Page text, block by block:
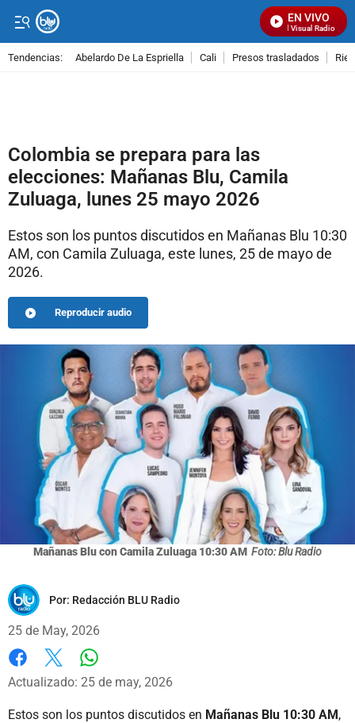
EN VIVO
Señal Visual Radio
Tendencias: Abelardo De La Espriella Cali Presos trasladados
Colombia se prepara para las
elecciones: Mañanas Blu, Camila
Zuluaga, lunes 25 mayo 2026
Estos son los puntos discutidos en Mañanas Blu 10:30
AM, con Camila Zuluaga, este lunes, 25 de mayo de
2026.
Reproducir audio
Mañanas Blu con Camila Zuluaga 10:30 AM Foto: Blu Radio
Por: Redacción BLU Radio
25 de May, 2026
Facebook
X
Actualizado: 25 de may, 2026
Estos son los puntos discutidos en Mañanas Blu 10:30 AM,